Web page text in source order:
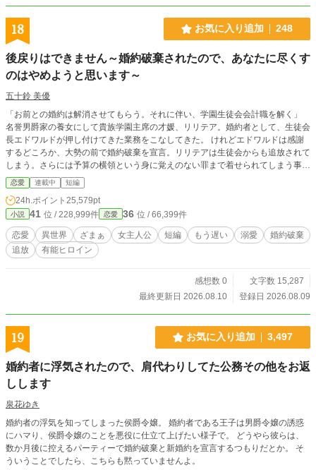
18 お気に入り追加 248
後戻りはできません～婚約破棄されたので、あなたに尽くす
のはやめようと思います～
五十鈴 美優
「お前との婚約は解消させてもらう。それに伴い、学園生徒会会計職を解く」
名誉男爵家の養女にして貴族学園主席の才媛、リリテア。婚約者として、生徒会
長エドワルドが押し付けてきた業務をこなしてきた。 けれどエドワルドは感謝
するどころか、大勢の前で婚約破棄を宣言。リリテアは生徒会からも追放されて
しまう。さらには予算の横領という身に覚えのない罪まで着せられてしまう事態
に。 そんなリリテアに手を差し伸べたのは、公爵のルヴィアス。 「君はもう、
あの生徒会を気に掛ける義理はない」 その一言で、リリテアは今までエドワル
ドに尽くしていた全てを、やめることにした。 リリテアの去った生徒会は静か
に崩壊していく。そんな中、学園最大の行事・建国祭が刻一刻と迫っていた。
一方で、大量の業務から解放されたリリテアは、頻繁に会いに来るルヴィアスに
少しずつ惹かれていく。 今さら全てに気付いても、もう遅いのです。
恋愛 連載中 短編
24h.ポイント 25,579pt
小説 41 位 / 228,999件 恋愛 36 位 / 66,399件
恋愛 異世界 ざまぁ 女主人公 短編 もう遅い 溺愛
婚約破棄
追放
有能ヒロイン
感想数 0
文字数 15,287
最終更新日 2026.08.10
登録日 2026.08.09
19 お気に入り追加 3,497
婚約者に浮気されたので、肩代わりしてた公務その他をお返
しします
泉花ゆき
婚約者の浮気を知ってしまった侯爵令嬢。 婚約者である王子は男爵令嬢の誘惑
にハマり、侯爵令嬢のことを悪役に仕立て上げたい様子で。 どうやら彼らは、
数か月後に控えるパーティーで婚約破棄と新婚約を宣言するつもりだとか。 そ
ういうことでしたら、こちらも黙っていませんよ。